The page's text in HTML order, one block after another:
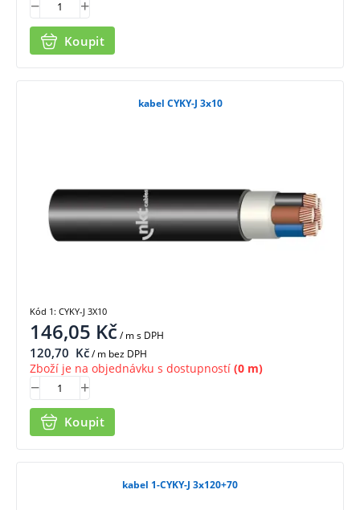
Koupit
kabel CYKY-J 3x10
146,05 Kč/ ms DPH
120,70 Kč/ m bez DPH
Zboží je na objednávku s dostupností (0 m)
Koupit
Kód 1: CYKY-J 3X10
kabel 1-CYKY-J 3x120+70